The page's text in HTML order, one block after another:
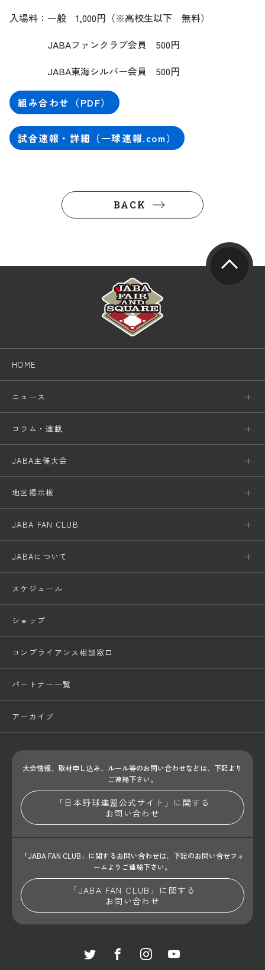
入場料：一般 1,000円（※高校生以下 無料）
JABAファンクラブ会員 500円
JABA東海シルバー会員 500円
組み合わせ（PDF）
試合速報・詳細（一球速報.com）
BACK
HOME
ニュース
コラム・連載
JABA主催大会
地区掲示板
JABA FAN CLUB
JABAについて
スケジュール
ショップ
コンプライアンス相談窓口
パートナー一覧
アーカイブ
大会情報、取材申し込み、ルール等のお問い合わせなどは、下記より
ご連絡下さい。
「日本野球連盟公式サイト」に関する
お問い合わせ
「JABA FAN CLUB」に関するお問い合わせは、 下記のお問い合せフォ
ームよりご連絡下さい。
「JABA FAN CLUB」に関する
お問い合わせ